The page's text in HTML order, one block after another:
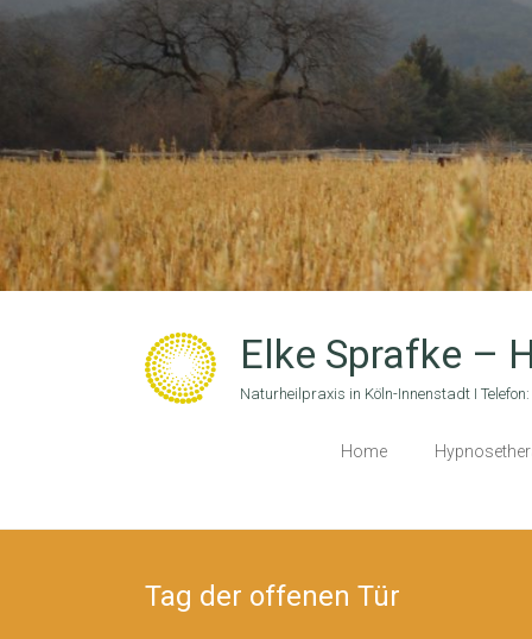
Elke Sprafke –
Naturheilpraxis in Köln-Innenstadt I
Home
Tag der offenen Tür